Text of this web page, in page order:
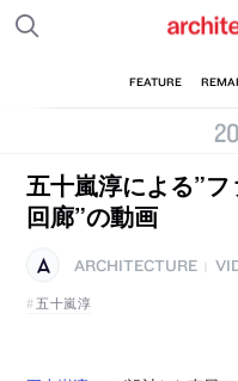
五十嵐淳による”
回廊”の動画
ARCHITECTURE
五十嵐淳